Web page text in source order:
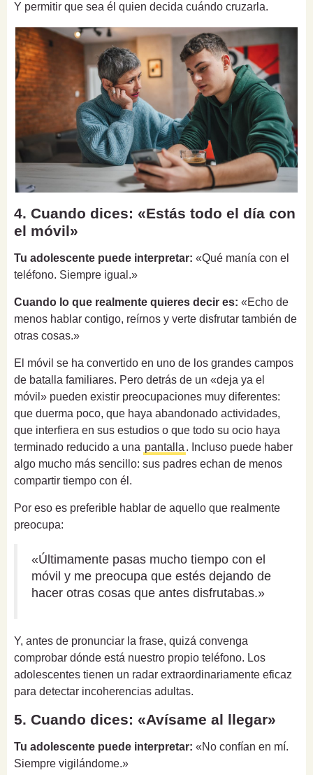
Y permitir que sea él quien decida cuándo cruzarla.
4. Cuando dices: «Estás todo el día con
el móvil»
Tu adolescente puede interpretar: «Qué manía con el
teléfono. Siempre igual.»
Cuando lo que realmente quieres decir es: «Echo de
menos hablar contigo, reírnos y verte disfrutar también de
otras cosas.»
El móvil se ha convertido en uno de los grandes campos
de batalla familiares. Pero detrás de un «deja ya el
móvil» pueden existir preocupaciones muy diferentes:
que duerma poco, que haya abandonado actividades,
que interfiera en sus estudios o que todo su ocio haya
terminado reducido a una pantalla . Incluso puede haber
algo mucho más sencillo: sus padres echan de menos
compartir tiempo con él.
Por eso es preferible hablar de aquello que realmente
preocupa:
«Últimamente pasas mucho tiempo con el
móvil y me preocupa que estés dejando de
hacer otras cosas que antes disfrutabas.»
Y, antes de pronunciar la frase, quizá convenga
comprobar dónde está nuestro propio teléfono. Los
adolescentes tienen un radar extraordinariamente eficaz
para detectar incoherencias adultas.
5. Cuando dices: «Avísame al llegar»
Tu adolescente puede interpretar: «No confían en mí.
Siempre vigilándome.»